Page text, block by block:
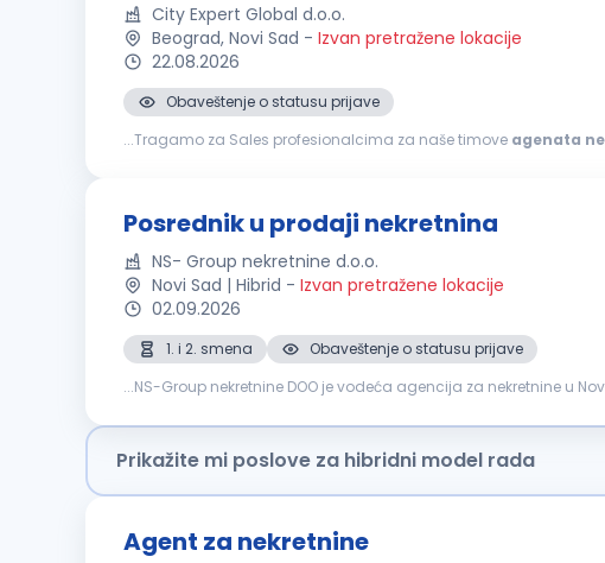
City Expert Global d.o.o.
Beograd, Novi Sad - Izvan pretražene lokacije
22.08.2026
Obaveštenje o statusu prijave
...Tragamo za Sales profesionalcima za naše timove agenata
Posrednik u prodaji nekretnina
NS- Group nekretnine d.o.o.
Novi Sad | Hibrid - Izvan pretražene lokacije
02.09.2026
1. i 2. smena
Obaveštenje o statusu prijave
...NS-Group nekretnine DOO je vodeća agencija za nekretnine u
Prikažite mi poslove za hibridni model rada
Agent za nekretnine